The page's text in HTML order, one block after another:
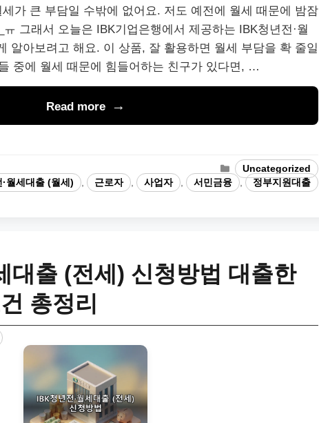
가 큰 부담일 수밖에 없어요. 저도 예전에 월세 때문에 밤잠
그래서 오늘은 IBK기업은행에서 제공하는 IBK청년전·월
알아보려고 해요. 이 상품, 잘 활용하면 월세 부담을 확 줄일
중에 월세 때문에 힘들어하는 친구가 있다면, …
Read more
Categories
Uncategorized
·월세대출 (월세) 근로자 사업자 서민금융 정부지원대출
대출 (전세) 신청방법 대출한
총정리